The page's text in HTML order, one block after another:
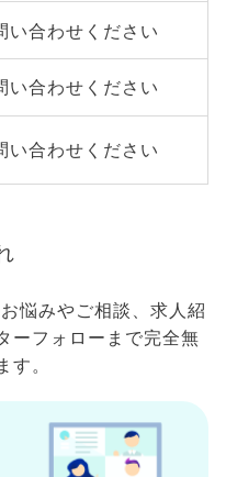
い合わせください
い合わせください
い合わせください
悩みやご相談、求人紹
ーフォローまで完全無
。